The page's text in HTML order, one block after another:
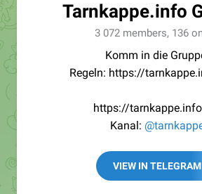
Tarnkappe.info
3 072 members, 136
Komm in die
Regeln: https://
https://
Kanal:
Best of:VIEW IN TELEGRAM